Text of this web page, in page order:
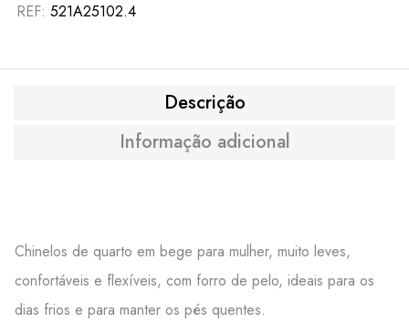
REF: 521A25102.4
Descrição
Informação adicional
Chinelos de quarto em bege para mulher, muito leves,
confortáveis e flexíveis, com forro de pelo, ideais para os
dias frios e para manter os pés quentes.